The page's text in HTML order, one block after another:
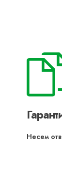
Несем